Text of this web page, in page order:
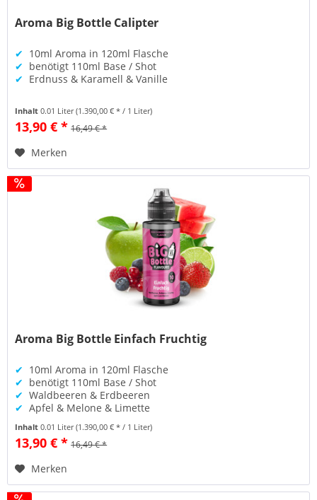
Aroma Big Bottle Calipter
✔ 10ml Aroma in 120ml Flasche
✔ benötigt 110ml Base / Shot
✔ Erdnuss & Karamell & Vanille
Inhalt0.01 Liter(1.390,00 € * / 1 Liter)
13,90 € * 16,49 € *
Merken
Aroma Big Bottle Einfach Fruchtig
✔ 10ml Aroma in 120ml Flasche
✔ benötigt 110ml Base / Shot
✔ Waldbeeren & Erdbeeren
✔ Apfel & Melone & Limette
Inhalt0.01 Liter(1.390,00 € * / 1 Liter)
13,90 € * 16,49 € *
Merken